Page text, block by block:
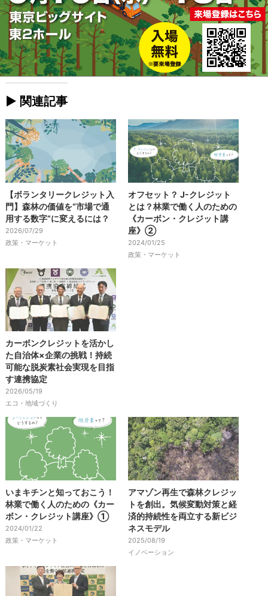
► 関連記事
【ボランタリークレジット入
門】森林の価値を“市場で通
用する数字”に変えるには？
2026/07/29
政策・マーケット
オフセット？ J-クレジット
とは？林業で働く人のための
《カーボン・クレジット講
座》②
2024/01/25
政策・マーケット
カーボンクレジットを活かし
た自治体×企業の挑戦！持続
可能な脱炭素社会実現を目指
す連携協定
2026/05/19
エコ・地域づくり
いまキチンと知っておこう！
林業で働く人のための《カー
ボン・クレジット講座》①
2024/01/22
政策・マーケット
アマゾン再生で森林クレジッ
トを創出。気候変動対策と経
済的持続性を両立する新ビジ
ネスモデル
2025/08/19
イノベーション